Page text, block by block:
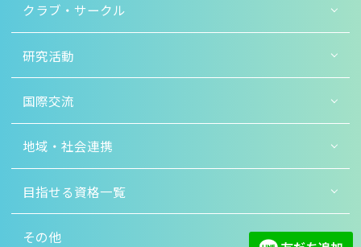
クラブ・サークル
研究活動
国際交流
地域・社会連携
目指せる資格一覧
その他